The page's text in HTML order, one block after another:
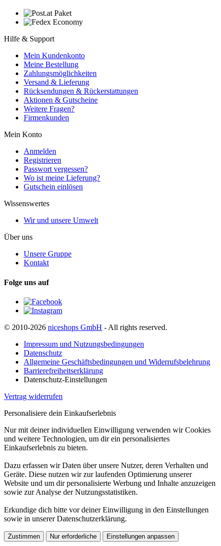
Hilfe & Support
Mein Kundenkonto
Meine Bestellung
Zahlungsmöglichkeiten
Versand & Lieferung
Rücksendungen & Rückerstattungen
Aktionen & Gutscheine
Weitere Fragen?
Firmenkunden
Mein Konto
Anmelden
Registrieren
Passwort vergessen?
Wo ist meine Lieferung?
Gutschein einlösen
Wissenswertes
Wir und unsere Umwelt
Über uns
Unsere Gruppe
Kontakt
Folge uns auf
© 2010-2026 niceshops GmbH - All rights reserved.
Impressum und Nutzungsbedingungen
Datenschutz
Allgemeine Geschäftsbedingungen und Widerrufsbelehrung
Barrierefreiheitserklärung
Datenschutz-Einstellungen
Vertrag widerrufen
Personalisiere dein Einkaufserlebnis
Nur mit deiner individuellen Einwilligung verwenden wir Cookies
und weitere Technologien, um dir ein personalisiertes
Einkaufserlebnis zu bieten.
Dazu erfassen wir Daten über unsere Nutzer, deren Verhalten und
Geräte. Diese nutzen wir zur laufenden Optimierung unserer
Website und um dir personalisierte Werbung und Inhalte anzuzeigen
sowie zur Analyse der Nutzungsstatistiken.
Erkundige dich bitte vor deiner Einwilligung in den Einstellungen
sowie in unserer Datenschutzerklärung.
Zustimmen Nur erforderliche Einstellungen anpassen